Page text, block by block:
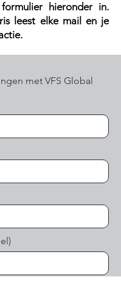
hieronder in.
leest elke mail en je